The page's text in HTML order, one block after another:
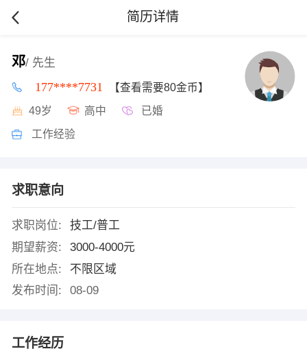
简历详情
邓/ 先生
177****7731 【查看需要80金币】
49岁 高中 已婚
工作经验
求职意向
求职岗位:
技工/普工
期望薪资:
3000-4000元
所在地点:
不限区域
发布时间:
08-09
工作经历